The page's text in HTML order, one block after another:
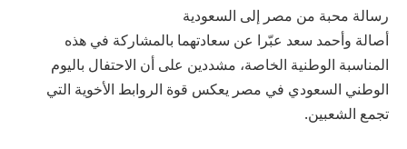
رسالة محبة من مصر إلى السعودية
أصالة وأحمد سعد عبّرا عن سعادتهما بالمشاركة في هذه
المناسبة الوطنية الخاصة، مشددين على أن الاحتفال باليوم
الوطني السعودي في مصر يعكس قوة الروابط الأخوية التي
تجمع الشعبين.